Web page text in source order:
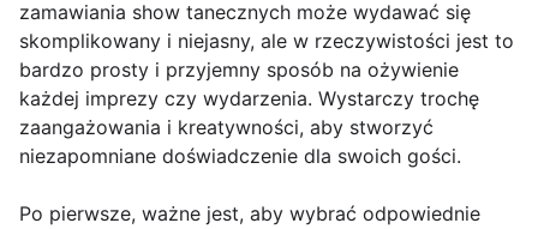
zamawiania show tanecznych może wydawać się
skomplikowany i niejasny, ale w rzeczywistości jest to
bardzo prosty i przyjemny sposób na ożywienie
każdej imprezy czy wydarzenia. Wystarczy trochę
zaangażowania i kreatywności, aby stworzyć
niezapomniane doświadczenie dla swoich gości.
Po pierwsze, ważne jest, aby wybrać odpowiednie